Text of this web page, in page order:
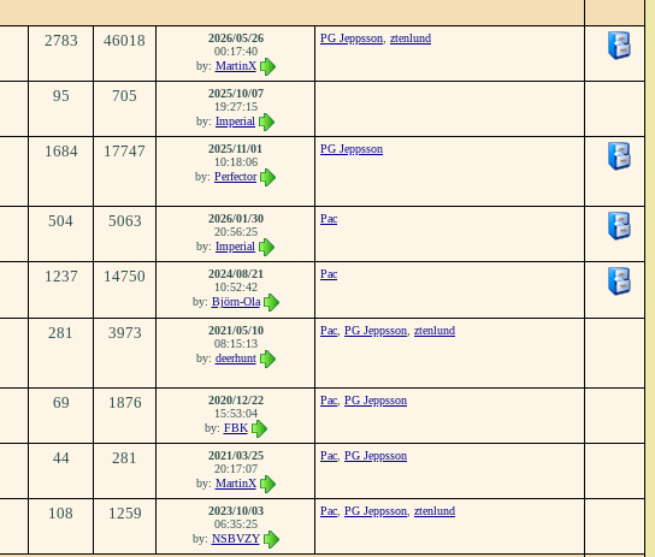
2783 46018
2026/05/26
00:17:40
by: MartinX
PG Jeppsson ztenlund
95 705
2025/10/07
19:27:15
by: Imperial
1684 17747
2025/11/01
10:18:06
by: Perfector
PG Jeppsson
504 5063
2026/01/30
20:56:25
by: Imperial
Pac
1237 14750
2024/08/21
10:52:42
by: Björn-Ola
Pac
281 3973
2021/05/10
08:15:13
by: deerhunt
Pac PG Jeppsson ztenlund
69 1876
2020/12/22
15:53:04
by: FBK
Pac PG Jeppsson
44 281
2021/03/25
20:17:07
by: MartinX
Pac PG Jeppsson
108 1259
2023/10/03
06:35:25
by: NSBVZY
Pac PG Jeppsson ztenlund